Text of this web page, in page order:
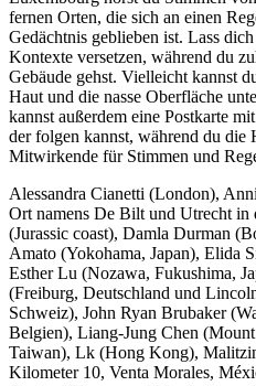
fernen Orten, die sich an einen
Gedächtnis geblieben ist. Lass
Kontexte versetzen, während du
Gebäude gehst. Vielleicht kannst
Haut und die nasse Oberfläche
kannst außerdem eine Postkarte
der folgen kannst, während du die
Mitwirkende für Stimmen und
Alessandra Cianetti (London),
Ort namens De Bilt und Utrecht
(Jurassic coast), Damla Durman
Amato (Yokohama, Japan), Elida
Esther Lu (Nozawa, Fukushima,
(Freiburg, Deutschland und
Schweiz), John Ryan Brubaker
Belgien), Liang-Jung Chen
Taiwan), Lk (Hong Kong),
Kilometer 10, Venta Morales,